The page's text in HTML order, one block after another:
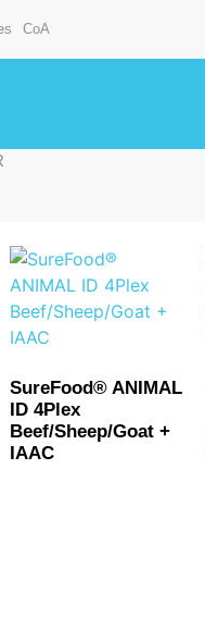
CoA
SureFood® ANIMAL
ID 4Plex
Beef/Sheep/Goat +
IAAC